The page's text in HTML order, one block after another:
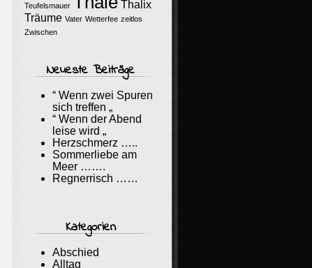
Teufelsmauer
Thalix
Träume Vater Wetterfee zeitlos
Zwischen
Neueste Beiträge
“ Wenn zwei Spuren
sich treffen „
“ Wenn der Abend
leise wird „
Herzschmerz …..
Sommerliebe am
Meer …….
Regnerrisch ……
Kategorien
Abschied
Alltag